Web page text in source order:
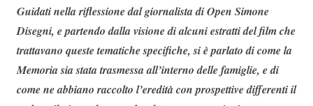
Guidati nella riflessione dal giornalista di Open Simone
Disegni, e partendo dalla visione di alcuni estratti del film che
trattavano queste tematiche specifiche, si è parlato di come la
Memoria sia stata trasmessa all’interno delle famiglie, e di
come ne abbiano raccolto l’eredità con prospettive differenti il